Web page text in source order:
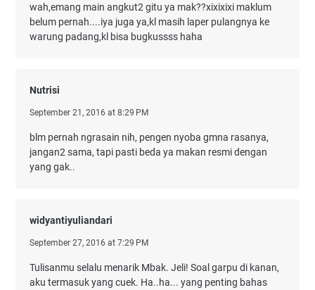
wah,emang main angkut2 gitu ya mak??xixixixi maklum
belum pernah....iya juga ya,kl masih laper pulangnya ke
warung padang,kl bisa bugkussss haha
Nutrisi
September 21, 2016 at 8:29 PM
blm pernah ngrasain nih, pengen nyoba gmna rasanya,
jangan2 sama, tapi pasti beda ya makan resmi dengan
yang gak..
widyantiyuliandari
September 27, 2016 at 7:29 PM
Tulisanmu selalu menarik Mbak. Jeli! Soal garpu di kanan,
aku termasuk yang cuek. Ha..ha... yang penting bahas